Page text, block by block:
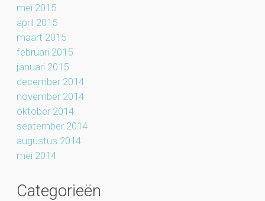
mei 2015
april 2015
maart 2015
februari 2015
januari 2015
december 2014
november 2014
oktober 2014
september 2014
augustus 2014
mei 2014
Categorieën